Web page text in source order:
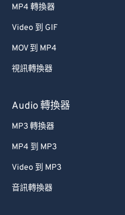
MP4 轉換器
Video 到 GIF
MOV 到 MP4
視訊轉換器
Audio 轉換器
MP3 轉換器
MP4 到 MP3
Video 到 MP3
音訊轉換器